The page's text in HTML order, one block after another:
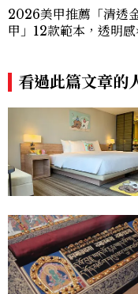
2026美甲推薦「清透
甲」12款範本，透明感
看過此篇文章的